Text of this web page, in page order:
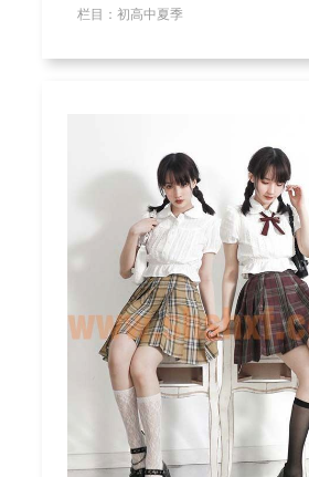
栏目：初高中夏季